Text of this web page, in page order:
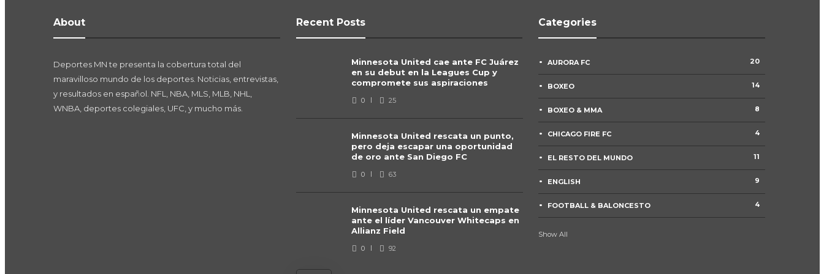
About
Deportes MN te presenta la cobertura total del
maravilloso mundo de los deportes. Noticias, entrevistas,
y resultados en español. NFL, NBA, MLS, MLB, NHL,
WNBA, deportes colegiales, UFC, y mucho más.
Recent Posts
Minnesota United cae ante FC Juárez
en su debut en la Leagues Cup y
compromete sus aspiraciones
0 25
Minnesota United rescata un punto,
pero deja escapar una oportunidad
de oro ante San Diego FC
0 63
Minnesota United rescata un empate
ante el líder Vancouver Whitecaps en
Allianz Field
0 92
Minnesota Lynx derrota a New York
Liberty en un emocionante duelo en
0 97
Argentina derrota a Suiza en tiempo
extra y avanza a las semifinales del
Mundial 2026
Inglaterra elimina a Noruega en
tiempo extra y avanza a las
Categories
AURORA FC 20
BOXEO 14
BOXEO & MMA 8
CHICAGO FIRE FC 4
EL RESTO DEL MUNDO 11
ENGLISH 9
FOOTBALL & BALONCESTO 4
Show All